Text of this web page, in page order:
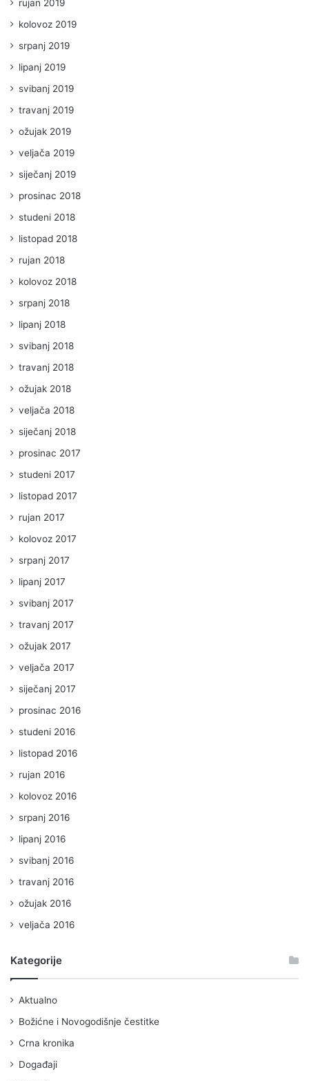
rujan 2019
kolovoz 2019
srpanj 2019
lipanj 2019
svibanj 2019
travanj 2019
ožujak 2019
veljača 2019
siječanj 2019
prosinac 2018
studeni 2018
listopad 2018
rujan 2018
kolovoz 2018
srpanj 2018
lipanj 2018
svibanj 2018
travanj 2018
ožujak 2018
veljača 2018
siječanj 2018
prosinac 2017
studeni 2017
listopad 2017
rujan 2017
kolovoz 2017
srpanj 2017
lipanj 2017
svibanj 2017
travanj 2017
ožujak 2017
veljača 2017
siječanj 2017
prosinac 2016
studeni 2016
listopad 2016
rujan 2016
kolovoz 2016
srpanj 2016
lipanj 2016
svibanj 2016
travanj 2016
ožujak 2016
veljača 2016
Kategorije
Aktualno
Božićne i Novogodišnje čestitke
Crna kronika
Događaji